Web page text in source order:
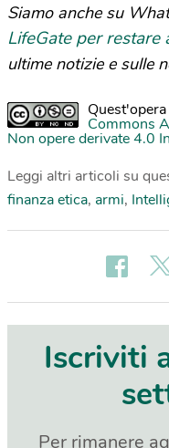
Siamo anche su
LifeGate per
ultime notizie e sulle
Commons
Non opere derivate 4.0
Leggi altri articoli su
finanza etica, armi,
Iscriviti
Per rimanere